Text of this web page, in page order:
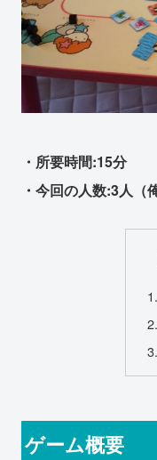
・所要時間:15分
・今回の人数:3人（
ゲーム概要